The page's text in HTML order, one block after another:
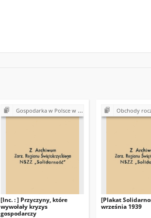
Gospodarka w Polsce w latach 80.
[Inc. : ] Przyczyny, które
wywołały kryzys
gospodarczy
Obchody rocznic
[Plakat
września 1939